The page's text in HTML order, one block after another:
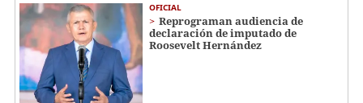
OFICIAL
Reprograman audiencia de
declaración de imputado de
Roosevelt Hernández